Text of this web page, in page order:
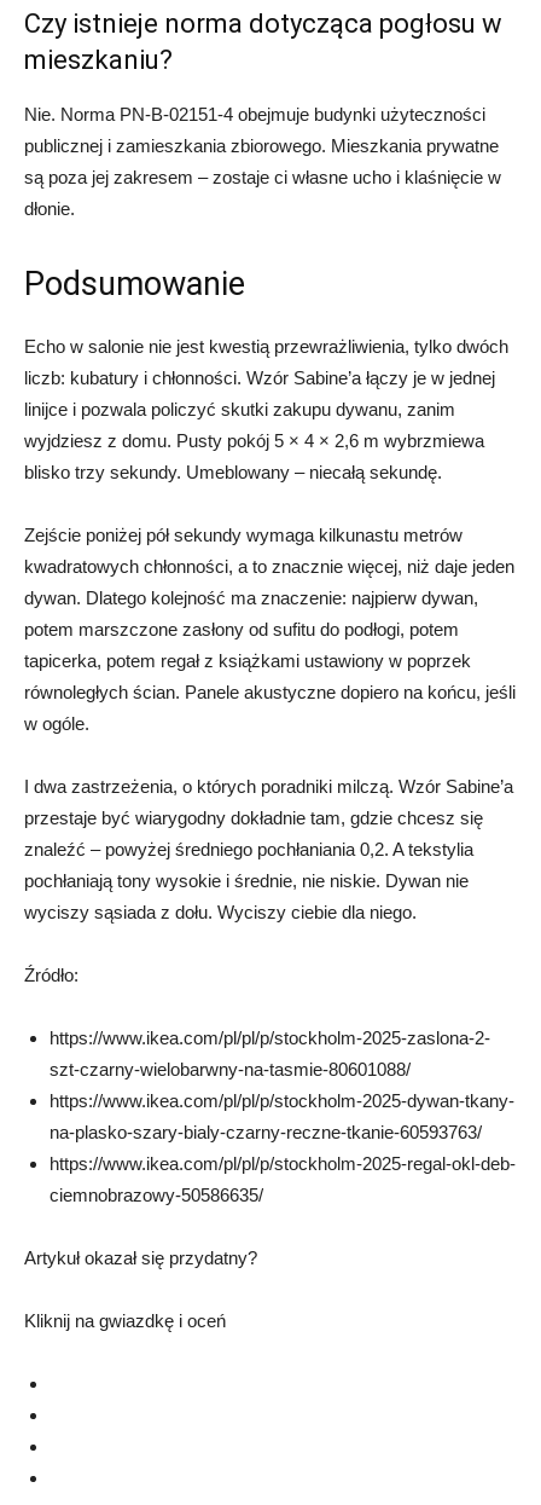
Czy istnieje norma dotycząca pogłosu w
mieszkaniu?
Nie. Norma PN-B-02151-4 obejmuje budynki użyteczności
publicznej i zamieszkania zbiorowego. Mieszkania prywatne
są poza jej zakresem – zostaje ci własne ucho i klaśnięcie w
dłonie.
Podsumowanie
Echo w salonie nie jest kwestią przewrażliwienia, tylko dwóch
liczb: kubatury i chłonności. Wzór Sabine’a łączy je w jednej
linijce i pozwala policzyć skutki zakupu dywanu, zanim
wyjdziesz z domu. Pusty pokój 5 × 4 × 2,6 m wybrzmiewa
blisko trzy sekundy. Umeblowany – niecałą sekundę.
Zejście poniżej pół sekundy wymaga kilkunastu metrów
kwadratowych chłonności, a to znacznie więcej, niż daje jeden
dywan. Dlatego kolejność ma znaczenie: najpierw dywan,
potem marszczone zasłony od sufitu do podłogi, potem
tapicerka, potem regał z książkami ustawiony w poprzek
równoległych ścian. Panele akustyczne dopiero na końcu, jeśli
w ogóle.
I dwa zastrzeżenia, o których poradniki milczą. Wzór Sabine’a
przestaje być wiarygodny dokładnie tam, gdzie chcesz się
znaleźć – powyżej średniego pochłaniania 0,2. A tekstylia
pochłaniają tony wysokie i średnie, nie niskie. Dywan nie
wyciszy sąsiada z dołu. Wyciszy ciebie dla niego.
Źródło:
https://www.ikea.com/pl/pl/p/stockholm-2025-zaslona-2-
szt-czarny-wielobarwny-na-tasmie-80601088/
https://www.ikea.com/pl/pl/p/stockholm-2025-dywan-tkany-
na-plasko-szary-bialy-czarny-reczne-tkanie-60593763/
https://www.ikea.com/pl/pl/p/stockholm-2025-regal-okl-deb-
ciemnobrazowy-50586635/
Artykuł okazał się przydatny?
Kliknij na gwiazdkę i oceń